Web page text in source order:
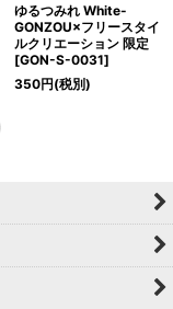
ゆるつみれ White-
GONZOU×フリースタイ
ルクリエーション 限定
[GON-S-0031]
350円(税別)